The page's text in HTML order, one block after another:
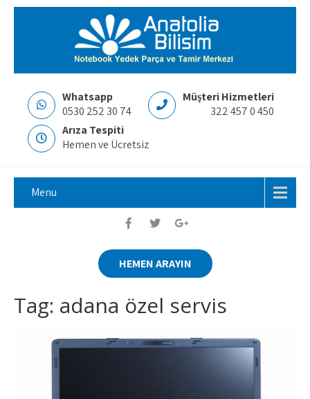
Whatsapp
0530 252 30 74
Müşteri Hizmetleri
322 457 0 450
Arıza Tespiti
Hemen ve Ücretsiz
Menu
HEMEN ARAYIN
Tag: adana özel servis